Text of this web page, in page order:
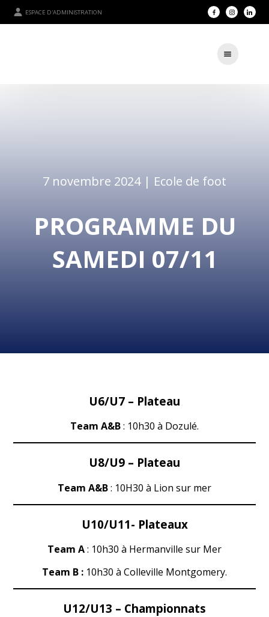
ESPACE D'ADMINISTRATION
7 novembre 2024 | Ecole de foot
PROGRAMME DU
SAMEDI 07/11
U6/U7 – Plateau
Team A&B: 10h30 à Dozulé.
U8/U9 – Plateau
Team A&B: 10H30 à Lion sur mer
U10/U11- Plateaux
Team A: 10h30 à Hermanville sur Mer
Team B : 10h30 à Colleville Montgomery.
U12/U13 – Championnats